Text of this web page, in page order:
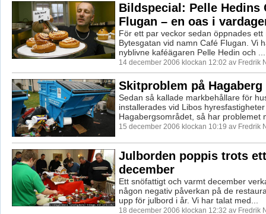
Bildspecial: Pelle Hedins
Flugan – en oas i
För ett par veckor sedan öppnades ett
Bytesgatan vid namn Café Flugan. Vi
nyblivne kaféägaren Pelle Hedin och ...
14 december 2006 klockan 12:02 av Fredrik
Skitproblem på Hagaberg
Sedan så kallade markbehållare för
installerades vid Libos
Hagabergsområdet, så har problemet
15 december 2006 klockan 10:19 av Fredrik
Julborden poppis trots
december
Ett snöfattigt och varmt december
någon negativ påverkan på de
upp för julbord i år. Vi har talat med...
18 december 2006 klockan 12:32 av Fredrik